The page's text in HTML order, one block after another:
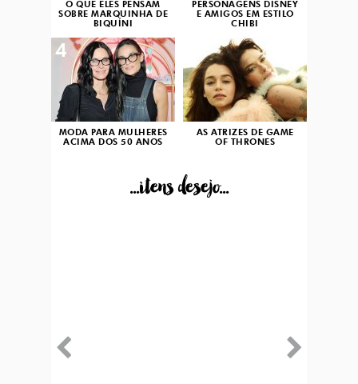
O QUE ELES PENSAM
SOBRE MARQUINHA DE
BIQUÍNI
PERSONAGENS DISNEY
E AMIGOS EM ESTILO
CHIBI
MODA PARA MULHERES
ACIMA DOS 50 ANOS
4
AS ATRIZES DE GAME
OF THRONES
...itens desejo...